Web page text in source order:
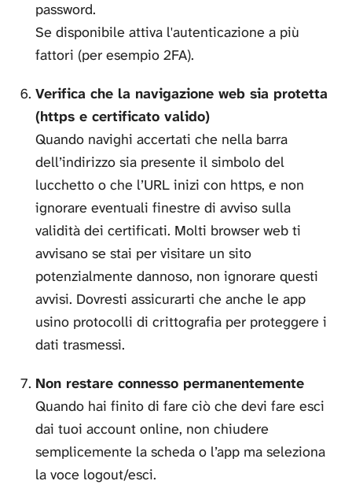
password.
Se disponibile attiva l'autenticazione a più
fattori (per esempio 2FA).
Verifica che la navigazione web sia protetta
(https e certificato valido)
Quando navighi accertati che nella barra
dell’indirizzo sia presente il simbolo del
lucchetto o che l’URL inizi con https, e non
ignorare eventuali finestre di avviso sulla
validità dei certificati. Molti browser web ti
avvisano se stai per visitare un sito
potenzialmente dannoso, non ignorare questi
avvisi. Dovresti assicurarti che anche le app
usino protocolli di crittografia per proteggere i
dati trasmessi.
Non restare connesso permanentemente
Quando hai finito di fare ciò che devi fare esci
dai tuoi account online, non chiudere
semplicemente la scheda o l’app ma seleziona
la voce logout/esci.